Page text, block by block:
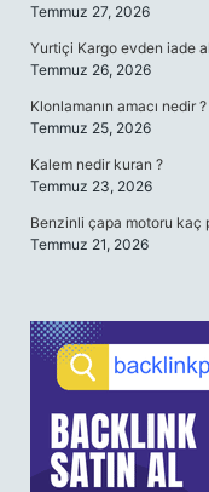
Temmuz 27, 2026
Yurtiçi Kargo evden iade
Temmuz 26, 2026
Klonlamanın amacı nedir ?
Temmuz 25, 2026
Kalem nedir kuran ?
Temmuz 23, 2026
Benzinli çapa motoru kaç
Temmuz 21, 2026